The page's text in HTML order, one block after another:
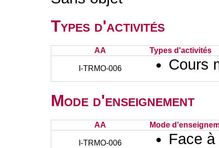
Types d'activités
AA Types d'activités
I-TRMO-006 Cours
Mode d'enseignement
AA Mode
I-TRMO-006 Face